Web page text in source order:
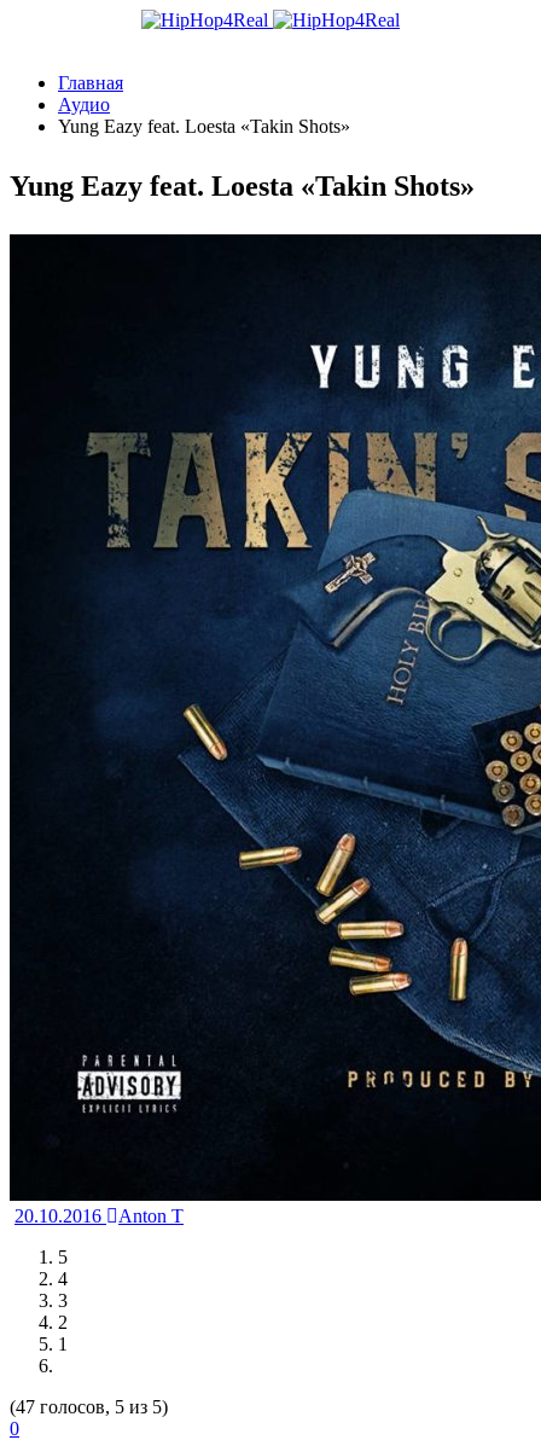
Главная
Аудио
Yung Eazy feat. Loesta «Takin Shots»
Yung Eazy feat. Loesta «Takin Shots»
20.10.2016
Anton T
5
4
3
2
1
(47 голосов, 5 из 5)
0